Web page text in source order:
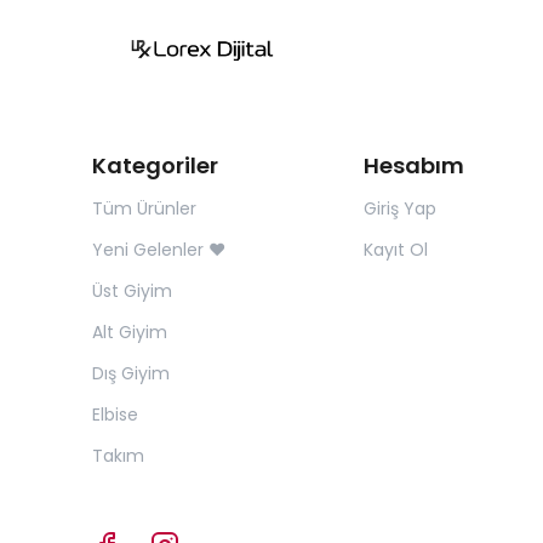
Kategoriler
Tüm Ürünler
Yeni Gelenler ❤️
Üst Giyim
Alt Giyim
Dış Giyim
Elbise
Takım
Hesabım
Giriş Yap
Kayıt Ol